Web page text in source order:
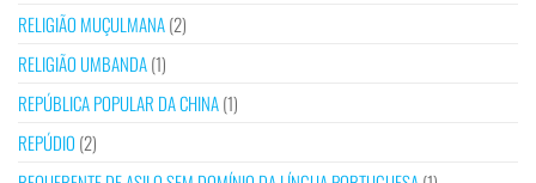
RELIGIÃO MUÇULMANA(2)
RELIGIÃO UMBANDA(1)
REPÚBLICA POPULAR DA CHINA(1)
REPÚDIO (2)